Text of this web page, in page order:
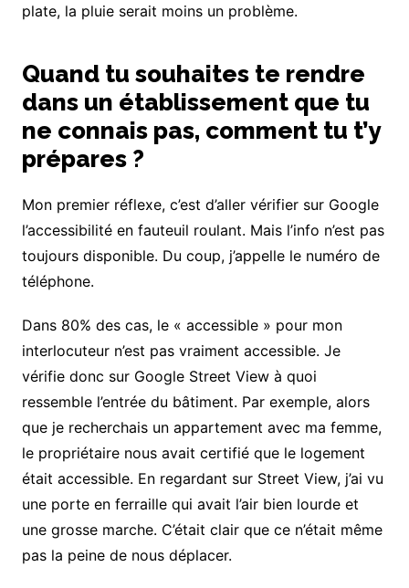
plate, la pluie serait moins un problème.
Quand tu souhaites te rendre
dans un établissement que tu
ne connais pas, comment tu t’y
prépares ?
Mon premier réflexe, c’est d’aller vérifier sur Google
l’accessibilité en fauteuil roulant. Mais l’info n’est pas
toujours disponible. Du coup, j’appelle le numéro de
téléphone.
Dans 80% des cas, le « accessible » pour mon
interlocuteur n’est pas vraiment accessible. Je
vérifie donc sur Google Street View à quoi
ressemble l’entrée du bâtiment. Par exemple, alors
que je recherchais un appartement avec ma femme,
le propriétaire nous avait certifié que le logement
était accessible. En regardant sur Street View, j’ai vu
une porte en ferraille qui avait l’air bien lourde et
une grosse marche. C’était clair que ce n’était même
pas la peine de nous déplacer.